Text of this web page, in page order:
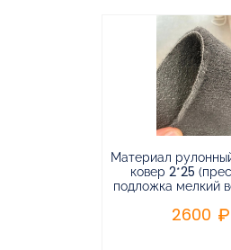
Материал
ковер 2*25
подложка мелкий
2600